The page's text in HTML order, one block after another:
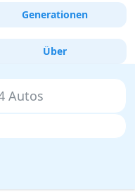
Generationen
Über